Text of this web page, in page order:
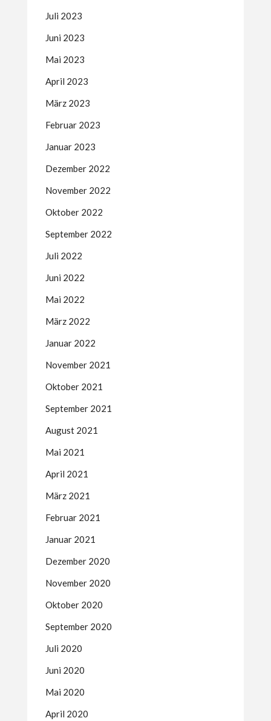
Juli 2023
Juni 2023
Mai 2023
April 2023
März 2023
Februar 2023
Januar 2023
Dezember 2022
November 2022
Oktober 2022
September 2022
Juli 2022
Juni 2022
Mai 2022
März 2022
Januar 2022
November 2021
Oktober 2021
September 2021
August 2021
Mai 2021
April 2021
März 2021
Februar 2021
Januar 2021
Dezember 2020
November 2020
Oktober 2020
September 2020
Juli 2020
Juni 2020
Mai 2020
April 2020